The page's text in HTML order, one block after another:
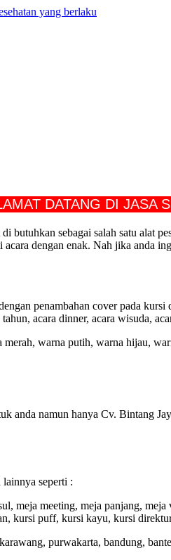
yang berlaku
DATANG DI JASA
butuhkan sebagai salah satu alat
dengan enak. Nah jika anda
penambahan cover pada
acara dinner, acara wisuda,
warna putih, warna hijau,
anda namun hanya Cv. Bintang
seperti :
meja meeting, meja panjang,
kursi puff, kursi kayu, kursi
purwakarta, bandung,